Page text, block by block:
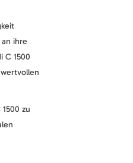
ihre
C 1500
zu